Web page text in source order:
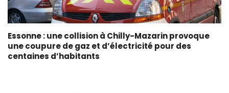
Essonne : une collision à Chilly-Mazarin provoque
une coupure de gaz et d’électricité pour des
centaines d’habitants